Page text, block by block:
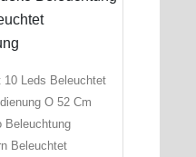
10 Leds Beleuchtet
O 52 Cm
Beleuchtung
Beleuchtet